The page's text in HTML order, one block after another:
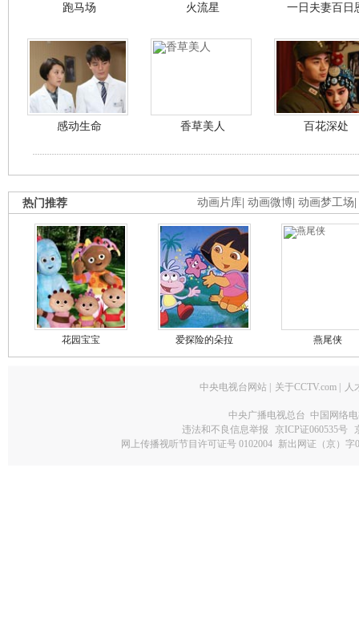
跑马场 火流星 一日夫妻百日
感动生命 香草美人 百花深处
动画片库 动画微博 动画梦工场
热门推荐
花园宝宝 爱探险的朵拉 燕尾侠
中央电视台网站 关于CCTV.com 人
中央广播电视总台 中国网络
违法和不良信息举报
京ICP证060535号
网上传播视听节目许可证号 0102004 新出网证（京）